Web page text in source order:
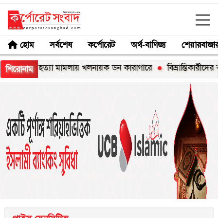
হোম সর্বশেষ কর্পোরেট অর্থ-বাণিজ্য
শিরোনাম
হত্যা মামলায় খলনায়ক ডন কারাগারে বিভ্রান্তিকারীদের